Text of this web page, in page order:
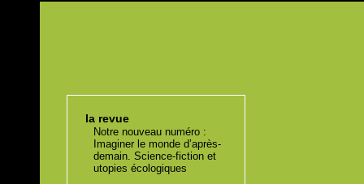
la revue
Notre nouveau numéro :
Imaginer le monde d’après-
demain. Science-fiction et
utopies écologiques